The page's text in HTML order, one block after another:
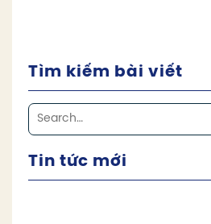
Tìm kiếm bài viết
Tin tức mới